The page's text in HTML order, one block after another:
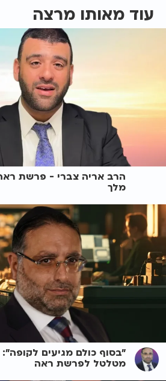
עוד מאותו מרצה
הרב אריה צברי - פרשת
מלך
"בסוף כולם מגיעים
מטלטל לפרשת ראה